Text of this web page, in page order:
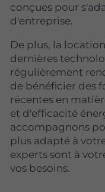
conçues pour
d'entreprise.
De plus, la
dernières
régulièrement
de bénéficier des
récentes en
et d'efficacité
accompagnons
plus adapté à
experts sont à
vos besoins.